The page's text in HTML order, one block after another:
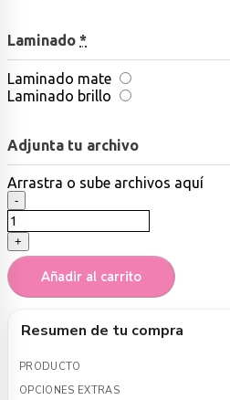
Laminado *
Laminado mate
Laminado brillo
Adjunta tu archivo
Arrastra o sube archivos aquí
Posa
vasos
cantidad
-
+
Añadir al carrito
Resumen de tu compra